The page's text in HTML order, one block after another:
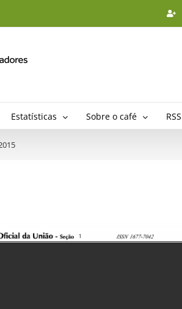
Estatísticas Sobre o café RSS